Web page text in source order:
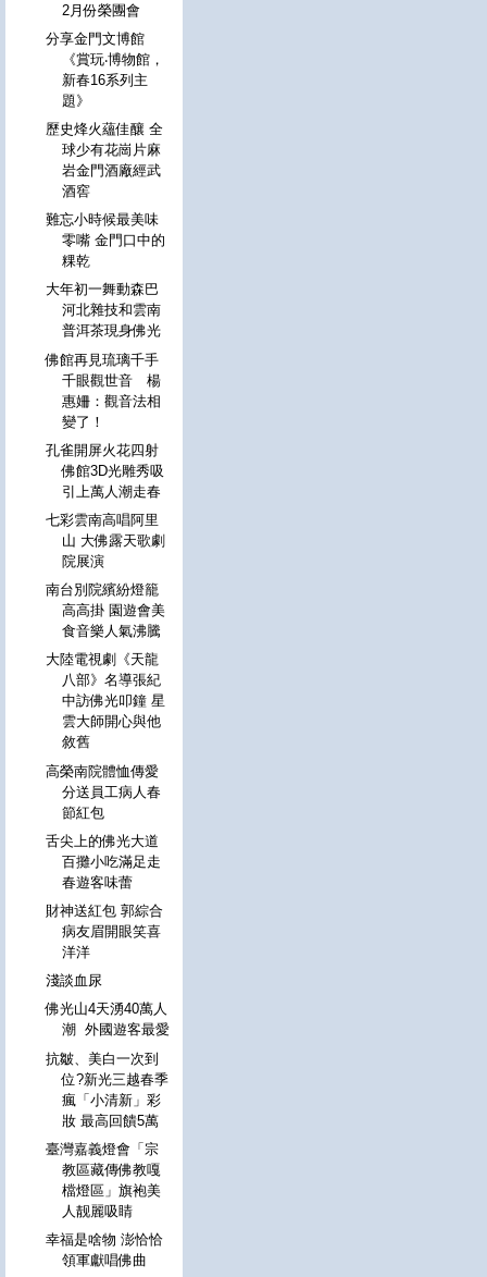
2月份榮團會
分享金門文博館
《賞玩‧博物館，
新春16系列主
題》
歷史烽火蘊佳釀 全
球少有花崗片麻
岩金門酒廠經武
酒窖
難忘小時候最美味
零嘴 金門口中的
粿乾
大年初一舞動森巴
河北雜技和雲南
普洱茶現身佛光
佛館再見琉璃千手
千眼觀世音 楊
惠姍：觀音法相
變了！
孔雀開屏火花四射
佛館3D光雕秀吸
引上萬人潮走春
七彩雲南高唱阿里
山 大佛露天歌劇
院展演
南台別院繽紛燈籠
高高掛 園遊會美
食音樂人氣沸騰
大陸電視劇《天龍
八部》名導張紀
中訪佛光叩鐘 星
雲大師開心與他
敘舊
高榮南院體恤傳愛
分送員工病人春
節紅包
舌尖上的佛光大道
百攤小吃滿足走
春遊客味蕾
財神送紅包 郭綜合
病友眉開眼笑喜
洋洋
淺談血尿
佛光山4天湧40萬人
潮 外國遊客最愛
抗皺、美白一次到
位?新光三越春季
瘋「小清新」彩
妝 最高回饋5萬
臺灣嘉義燈會「宗
教區藏傳佛教嘎
檔燈區」旗袍美
人靓麗吸睛
幸福是啥物 澎恰恰
領軍獻唱佛曲